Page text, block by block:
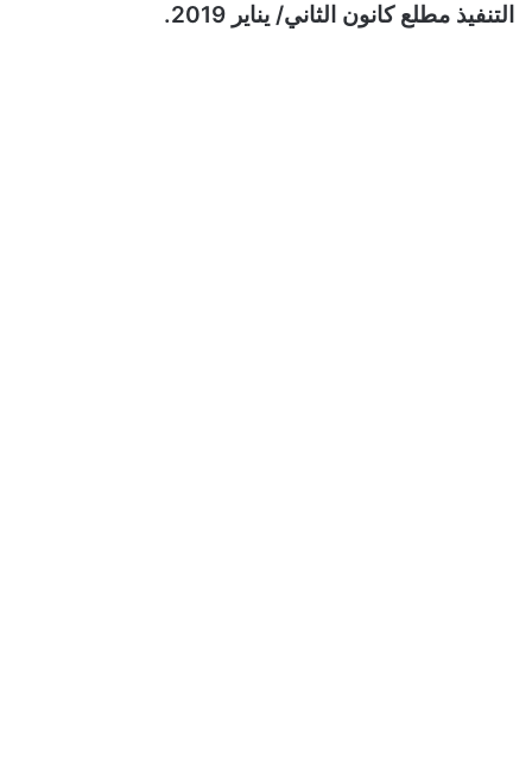
التنفيذ مطلع كانون الثاني/ يناير 2019.